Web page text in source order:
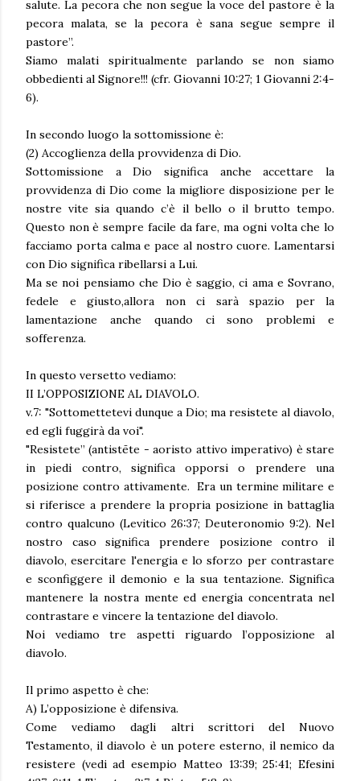
salute. La pecora che non segue la voce del pastore è la
pecora malata, se la pecora è sana segue sempre il
pastore”.
Siamo malati spiritualmente parlando se non siamo
obbedienti al Signore!!! (cfr. Giovanni 10:27; 1 Giovanni 2:4-
6).
In secondo luogo la sottomissione è:
(2) Accoglienza della provvidenza di Dio.
Sottomissione a Dio significa anche accettare la
provvidenza di Dio come la migliore disposizione per le
nostre vite sia quando c’è il bello o il brutto tempo.
Questo non è sempre facile da fare, ma ogni volta che lo
facciamo porta calma e pace al nostro cuore. Lamentarsi
con Dio significa ribellarsi a Lui.
Ma se noi pensiamo che Dio è saggio, ci ama e Sovrano,
fedele e giusto,allora non ci sarà spazio per la
lamentazione anche quando ci sono problemi e
sofferenza.
In questo versetto vediamo:
II L’OPPOSIZIONE AL DIAVOLO.
v.7: "Sottomettetevi dunque a Dio; ma resistete al diavolo,
ed egli fuggirà da voi".
"Resistete” (antistēte - aoristo attivo imperativo) è stare
in piedi contro, significa opporsi o prendere una
posizione contro attivamente. Era un termine militare e
si riferisce a prendere la propria posizione in battaglia
contro qualcuno (Levitico 26:37; Deuteronomio 9:2). Nel
nostro caso significa prendere posizione contro il
diavolo, esercitare l'energia e lo sforzo per contrastare
e sconfiggere il demonio e la sua tentazione. Significa
mantenere la nostra mente ed energia concentrata nel
contrastare e vincere la tentazione del diavolo.
Noi vediamo tre aspetti riguardo l’opposizione al
diavolo.
Il primo aspetto è che:
A) L’opposizione è difensiva.
Come vediamo dagli altri scrittori del Nuovo
Testamento, il diavolo è un potere esterno, il nemico da
resistere (vedi ad esempio Matteo 13:39; 25:41; Efesini